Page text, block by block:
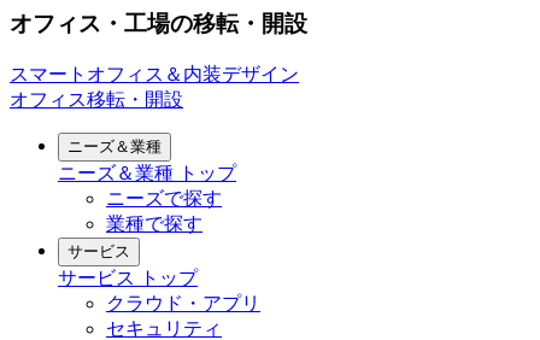
オフィス・工場の移転・開設
スマートオフィス＆内装デザイン
オフィス移転・開設
ニーズ＆業種
ニーズ＆業種 トップ
ニーズで探す
業種で探す
サービス
サービス
トップ
クラウド・アプリ
セキュリティ